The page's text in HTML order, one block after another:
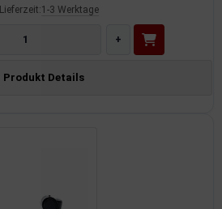
Lieferzeit:1-3 Werktage
+
Produkt Details